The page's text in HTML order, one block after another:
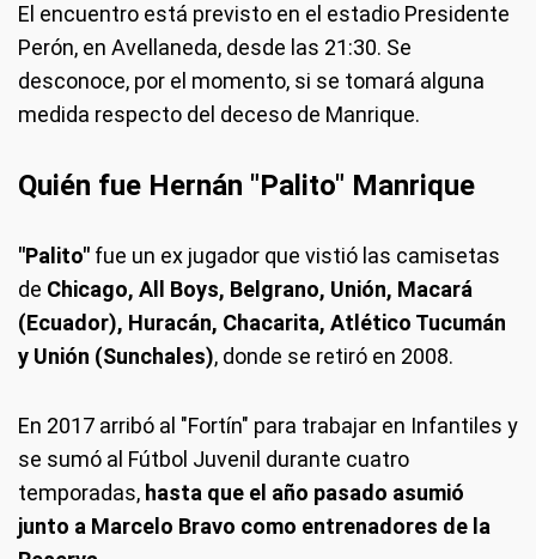
El encuentro está previsto en el estadio Presidente
Perón, en Avellaneda, desde las 21:30. Se
desconoce, por el momento, si se tomará alguna
medida respecto del deceso de Manrique.
Quién fue Hernán "Palito" Manrique
"Palito" fue un ex jugador que vistió las camisetas
de Chicago, All Boys, Belgrano, Unión, Macará
(Ecuador), Huracán, Chacarita, Atlético Tucumán
y Unión (Sunchales), donde se retiró en 2008.
En 2017 arribó al "Fortín" para trabajar en Infantiles y
se sumó al Fútbol Juvenil durante cuatro
temporadas, hasta que el año pasado asumió
junto a Marcelo Bravo como entrenadores de la